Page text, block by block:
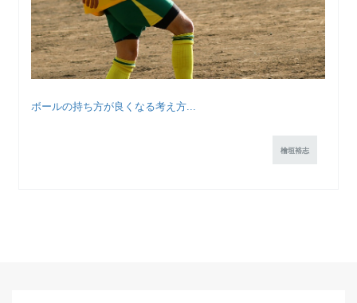
ボールの持ち方が良くなる考え方...
檜垣裕志